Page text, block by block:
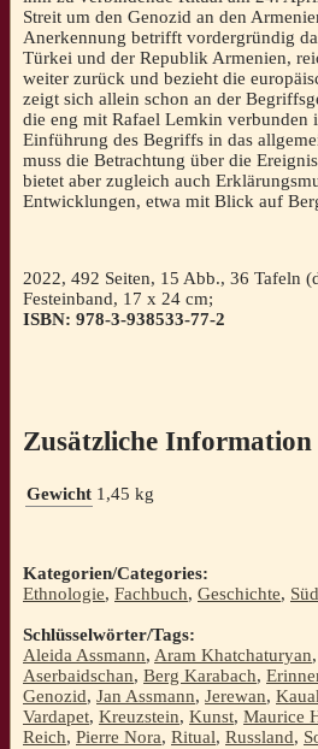
Streit um den Genozid an den
Anerkennung betrifft vordergründig
Türkei und der Republik Armenien,
weiter zurück und bezieht die
zeigt sich allein schon an der
die eng mit Rafael Lemkin verbunden
Einführung des Begriffs in das
muss die Betrachtung über die
bietet aber zugleich auch
Entwicklungen, etwa mit Blick auf
2022, 492 Seiten, 15 Abb., 36 Tafeln
Festeinband, 17 x 24 cm;
ISBN: 978-3-938533-77-2
Zusätzliche Information
Gewicht 1,45 kg
Kategorien/Categories:
Ethnologie, Fachbuch, Geschichte,
Schlüsselwörter/Tags:
Aleida Assmann, Aram Khatchaturyan,
Aserbaidschan, Berg Karabach,
Genozid, Jan Assmann, Jerewan,
Vardapet, Kreuzstein, Kunst, Maurice
Reich, Pierre Nora, Ritual, Russland,